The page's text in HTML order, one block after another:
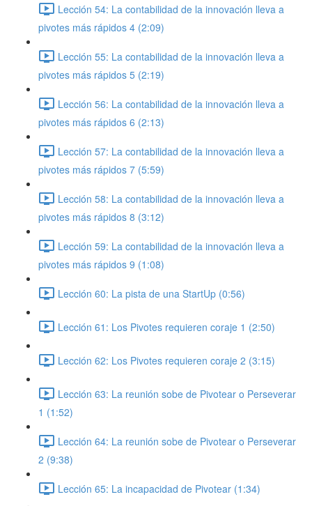
Lección 54: La contabilidad de la innovación lleva a
pivotes más rápidos 4 (2:09)
Lección 55: La contabilidad de la innovación lleva a
pivotes más rápidos 5 (2:19)
Lección 56: La contabilidad de la innovación lleva a
pivotes más rápidos 6 (2:13)
Lección 57: La contabilidad de la innovación lleva a
pivotes más rápidos 7 (5:59)
Lección 58: La contabilidad de la innovación lleva a
pivotes más rápidos 8 (3:12)
Lección 59: La contabilidad de la innovación lleva a
pivotes más rápidos 9 (1:08)
Lección 60: La pista de una StartUp (0:56)
Lección 61: Los Pivotes requieren coraje 1 (2:50)
Lección 62: Los Pivotes requieren coraje 2 (3:15)
Lección 63: La reunión sobe de Pivotear o Perseverar
1 (1:52)
Lección 64: La reunión sobe de Pivotear o Perseverar
2 (9:38)
Lección 65: La incapacidad de Pivotear (1:34)